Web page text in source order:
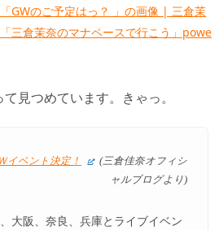
GWのご予定はっ？ 」の画像 | 三倉茉
三倉茉奈のマナペースで行こう」powe
見つめています。きゃっ。
イベント決定！
(三倉佳奈オフィシ
ャルブログより)
大阪、奈良、兵庫とライブイベン